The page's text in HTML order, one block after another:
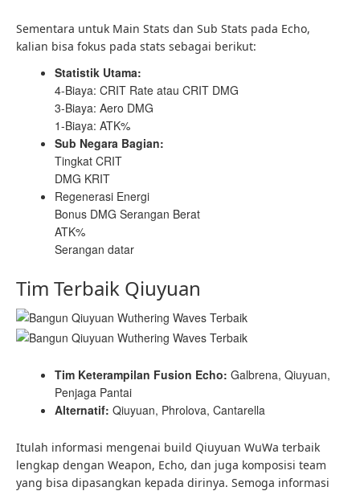
Sementara untuk Main Stats dan Sub Stats pada Echo,
kalian bisa fokus pada stats sebagai berikut:
Statistik Utama:
4-Biaya: CRIT Rate atau CRIT DMG
3-Biaya: Aero DMG
1-Biaya: ATK%
Sub Negara Bagian:
Tingkat CRIT
DMG KRIT
Regenerasi Energi
Bonus DMG Serangan Berat
ATK%
Serangan datar
Tim Terbaik Qiuyuan
Tim Keterampilan Fusion Echo: Galbrena, Qiuyuan,
Penjaga Pantai
Alternatif: Qiuyuan, Phrolova, Cantarella
Itulah informasi mengenai build Qiuyuan WuWa terbaik
lengkap dengan Weapon, Echo, dan juga komposisi team
yang bisa dipasangkan kepada dirinya. Semoga informasi